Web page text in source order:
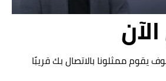
يقوم ممثلونا بالاتصال بك قريبًا